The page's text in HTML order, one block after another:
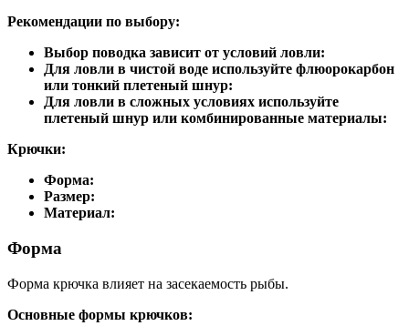
Рекомендации по выбору:
Выбор поводка зависит от условий ловли:
Для ловли в чистой воде используйте флюорокарбон
или тонкий плетеный шнур:
Для ловли в сложных условиях используйте
плетеный шнур или комбинированные материалы:
Крючки:
Форма:
Размер:
Материал:
Форма
Форма крючка влияет на засекаемость рыбы.
Основные формы крючков: